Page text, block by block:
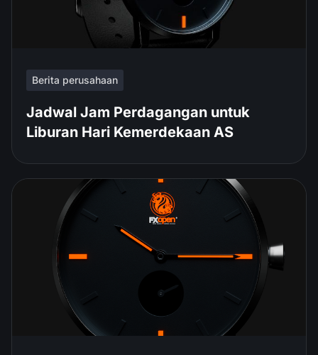
Berita perusahaan
Jadwal Jam Perdagangan untuk
Liburan Hari Kemerdekaan AS